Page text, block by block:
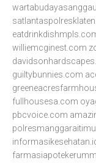
williemcginest.com
guiltybunnies.com
fullhousesa.com
pbcvoice.com